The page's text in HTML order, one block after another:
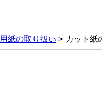
用紙の取り扱い カット紙